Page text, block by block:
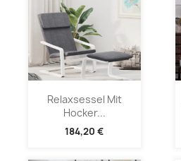
Relaxsessel Mit
Hocker...
184,20 €